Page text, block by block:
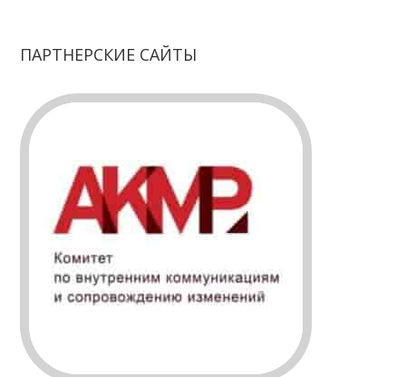
ПАРТНЕРСКИЕ САЙТЫ